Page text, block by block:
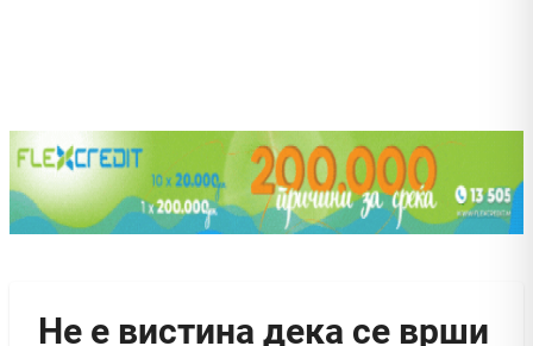
Не е вистина дека се врши